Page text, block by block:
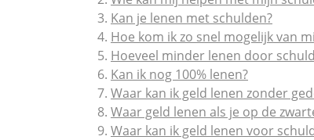
Kan je lenen met schulden?
Hoe kom ik zo snel mogelijk van
Hoeveel minder lenen door
Kan ik nog 100% lenen?
Waar kan ik geld lenen zonder
Waar geld lenen als je op de
Waar kan ik geld lenen voor